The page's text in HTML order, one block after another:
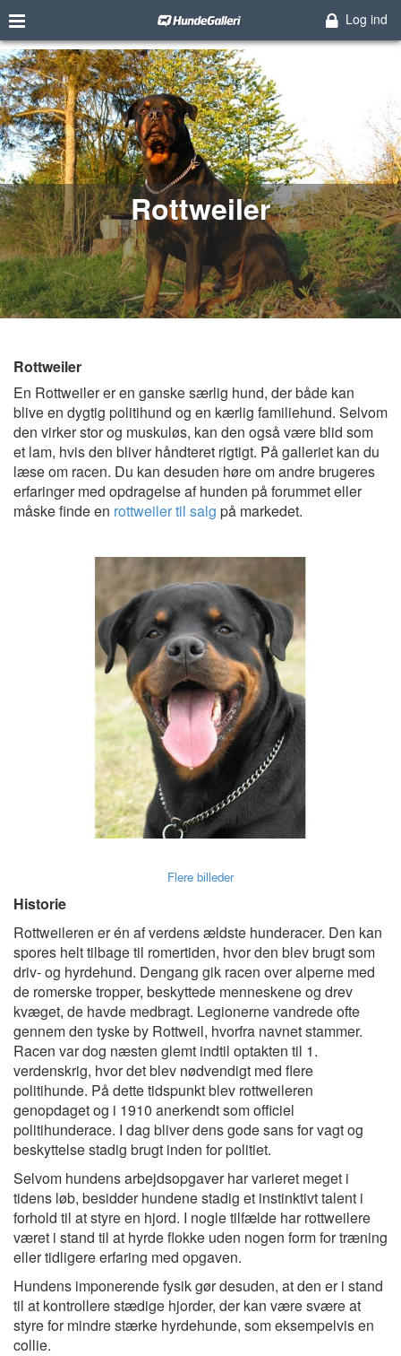
Log ind
Rottweiler
Rottweiler
En Rottweiler er en ganske særlig hund, der både kan
blive en dygtig politihund og en kærlig familiehund. Selvom
den virker stor og muskuløs, kan den også være blid som
et lam, hvis den bliver håndteret rigtigt. På galleriet kan du
læse om racen. Du kan desuden høre om andre brugeres
erfaringer med opdragelse af hunden på forummet eller
måske finde en rottweiler til salg på markedet.
Flere billeder
Historie
Rottweileren er én af verdens ældste hunderacer. Den kan
spores helt tilbage til romertiden, hvor den blev brugt som
driv- og hyrdehund. Dengang gik racen over alperne med
de romerske tropper, beskyttede menneskene og drev
kvæget, de havde medbragt. Legionerne vandrede ofte
gennem den tyske by Rottweil, hvorfra navnet stammer.
Racen var dog næsten glemt indtil optakten til 1.
verdenskrig, hvor det blev nødvendigt med flere
politihunde. På dette tidspunkt blev rottweileren
genopdaget og i 1910 anerkendt som officiel
politihunderace. I dag bliver dens gode sans for vagt og
beskyttelse stadig brugt inden for politiet.
Selvom hundens arbejdsopgaver har varieret meget i
tidens løb, besidder hundene stadig et instinktivt talent i
forhold til at styre en hjord. I nogle tilfælde har rottweilere
været i stand til at hyrde flokke uden nogen form for træning
eller tidligere erfaring med opgaven.
Hundens imponerende fysik gør desuden, at den er i stand
til at kontrollere stædige hjorder, der kan være svære at
styre for mindre stærke hyrdehunde, som eksempelvis en
collie.